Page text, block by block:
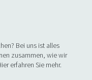
Bei uns ist alles
zusammen, wie wir
erfahren Sie mehr.